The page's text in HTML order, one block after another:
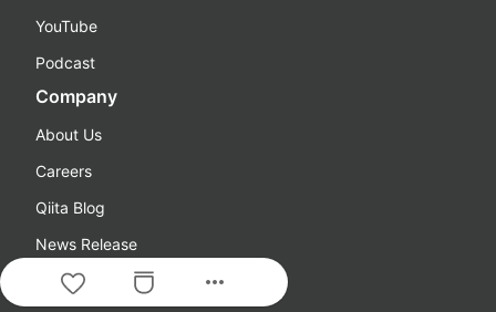
more_horiz
YouTube
Podcast
Company
About Us
Careers
Qiita Blog
News Release